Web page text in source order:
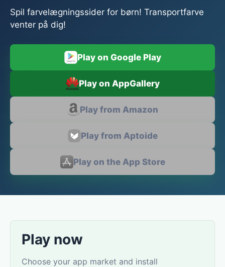
Spil farvelægningssider for børn! Transportfarve
venter på dig!
Play on Google Play
Play on AppGallery
Play from Amazon
Play from Aptoide
Play on the App Store
Play now
Choose your app market and install